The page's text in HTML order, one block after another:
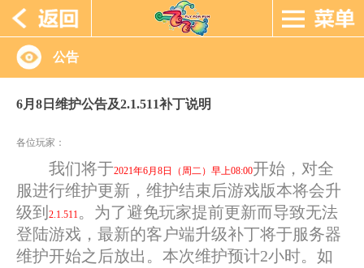
公告
6月8日维护公告及2.1.511补丁说明
各位玩家：
我们将于2021年6月8日（周二）早上08:00开始，对全
服进行维护更新，维护结束后游戏版本将会升
级到 2.1.511。为了避免玩家提前更新而导致无法
登陆游戏，最新的客户端升级补丁将于服务器
维护开始之后放出。本次维护预计2小时。如